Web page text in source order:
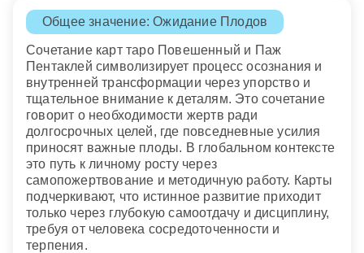
Общее значение: Ожидание Плодов
Сочетание карт таро Повешенный и Паж
Пентаклей символизирует процесс осознания и
внутренней трансформации через упорство и
тщательное внимание к деталям. Это сочетание
говорит о необходимости жертв ради
долгосрочных целей, где повседневные усилия
приносят важные плоды. В глобальном контексте
это путь к личному росту через
самопожертвование и методичную работу. Карты
подчеркивают, что истинное развитие приходит
только через глубокую самоотдачу и дисциплину,
требуя от человека сосредоточенности и
терпения.